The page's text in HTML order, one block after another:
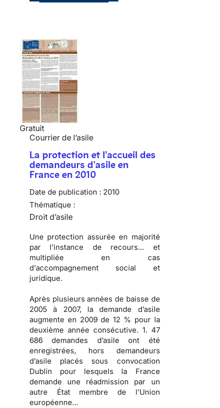
Gratuit
Courrier de l’asile
La protection et l'accueil des
demandeurs d'asile en
France en 2010
Date de publication : 2010
Thématique :
Droit d’asile
Une protection assurée en majorité
par l’instance de recours... et
multipliée en cas
d’accompagnement social et
juridique.
Après plusieurs années de baisse de
2005 à 2007, lademande d’asile
augmente en 2009de 12 % pour la
deuxième année consécutive. 1. 47
686 demandes d’asile ont été
enregistrées, hors demandeurs
d’asile placés sous convocation
Dublin pour lesquels la France
demande une réadmission par un
autre État membre de l’Union
européenne...